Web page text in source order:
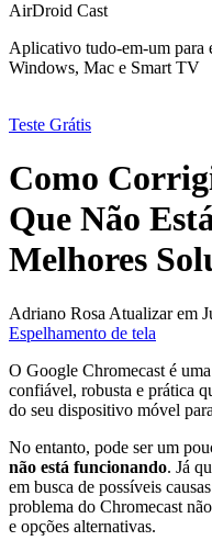
AirDroid Cast
Aplicativo tudo-em-um para
Windows, Mac e Smart TV
Teste Grátis
Como
Que Não
Melhores
Adriano Rosa Atualizar em
Espelhamento de tela
O Google Chromecast é
confiável, robusta e prática
do seu dispositivo móvel
No entanto, pode ser um
não está funcionando. Já
em busca de possíveis
problema do Chromecast
e opções alternativas.